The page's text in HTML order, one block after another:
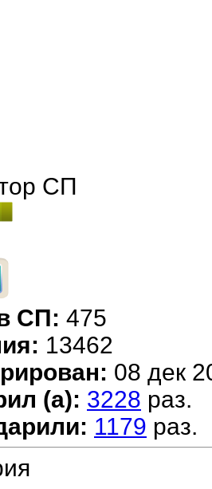
СП
СП: 475
13462
08 дек
(а): 3228 раз.
1179 раз.